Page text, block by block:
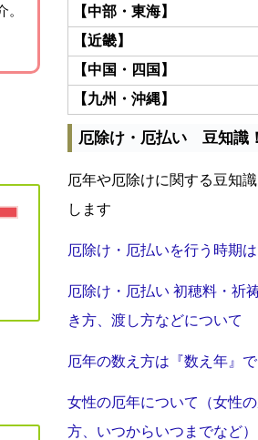
【中部・東海】
【近畿】
【中国・四国】
【九州・沖縄】
厄除け・厄払い 豆知識！
厄年や厄除けに関する豆知識
します
厄除け・厄払いを行う時期は
厄除け・厄払い 初穂料・祈
き方、渡し方などについて
厄年の数え方は『数え年』で
女性の厄年について（女性
方、いつからいつまでなど）